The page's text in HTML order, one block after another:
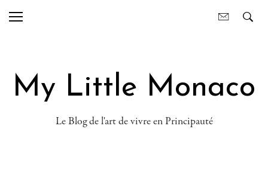
My Little Monaco
Le Blog de l'art de vivre en Principauté